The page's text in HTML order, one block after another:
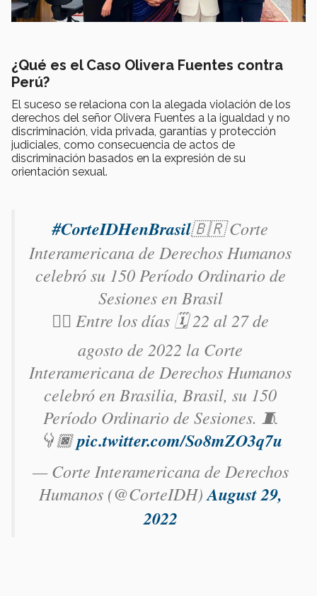
¿Qué es el Caso Olivera Fuentes contra
Perú?
El suceso se relaciona con la alegada violación de los
derechos del señor Olivera Fuentes a la igualdad y no
discriminación, vida privada, garantías y protección
judiciales, como consecuencia de actos de
discriminación basados en la expresión de su
orientación sexual.
#CorteIDHenBrasil🇧🇷 Corte
Interamericana de Derechos Humanos
celebró su 150 Período Ordinario de
Sesiones en Brasil
👉🏿 Entre los días 🗓️ 22 al 27 de
agosto de 2022 la Corte
Interamericana de Derechos Humanos
celebró en Brasilia, Brasil, su 150
Período Ordinario de Sesiones. 🧵
👇🏿pic.twitter.com/So8mZO3q7u
— Corte Interamericana de Derechos
Humanos (@CorteIDH)August 29,
2022